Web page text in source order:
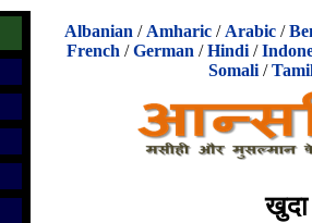
Albanian / Amharic / Arabic /
French /German /Hindi /
Somali/